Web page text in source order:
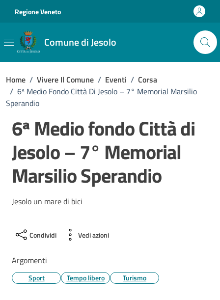
Regione Veneto
Comune di Jesolo
Home / Vivere Il Comune / Eventi / Corsa
/ 6ª Medio Fondo Città Di Jesolo – 7° Memorial Marsilio
Sperandio
6ª Medio fondo Città di
Jesolo – 7° Memorial
Marsilio Sperandio
Jesolo un mare di bici
Condividi Vedi azioni
Argomenti
Sport Tempo libero Turismo